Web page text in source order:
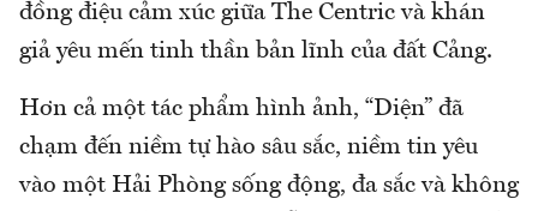
đồng điệu cảm xúc giữa The Centric và khán
giả yêu mến tinh thần bản lĩnh của đất Cảng.
Hơn cả một tác phẩm hình ảnh, “Diện” đã
chạm đến niềm tự hào sâu sắc, niềm tin yêu
vào một Hải Phòng sống động, đa sắc và không